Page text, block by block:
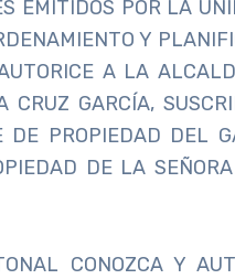
EMITIDOS POR LA
Y
A LA
CRUZ GARCÍA,
PROPIEDAD DEL
DE LA
CONOZCA Y